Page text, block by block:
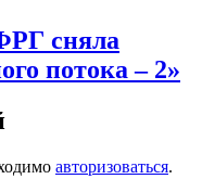
сняла
потока – 2»
авторизоваться.